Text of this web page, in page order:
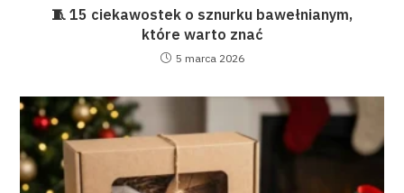
🧵 15 ciekawostek o sznurku bawełnianym,
które warto znać
5 marca 2026